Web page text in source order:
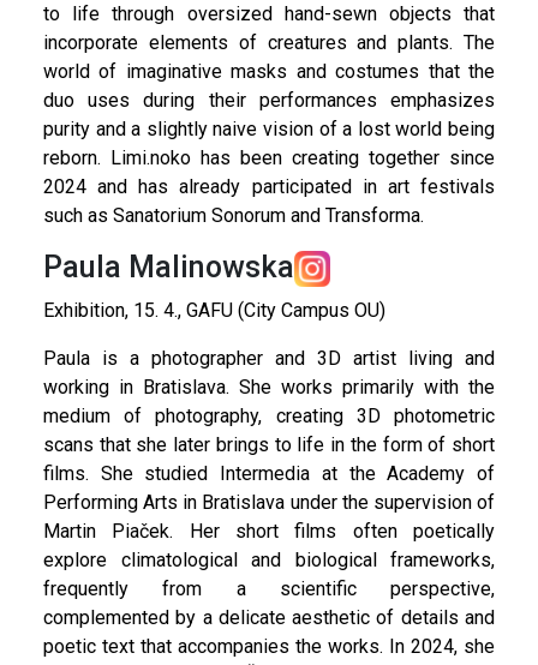
to life through oversized hand-sewn objects that
incorporate elements of creatures and plants. The
world of imaginative masks and costumes that the
duo uses during their performances emphasizes
purity and a slightly naive vision of a lost world being
reborn. Limi.noko has been creating together since
2024 and has already participated in art festivals
such as Sanatorium Sonorum and Transforma.
Paula Malinowska
Exhibition, 15. 4., GAFU (City Campus OU)
Paula is a photographer and 3D artist living and
working in Bratislava. She works primarily with the
medium of photography, creating 3D photometric
scans that she later brings to life in the form of short
films. She studied Intermedia at the Academy of
Performing Arts in Bratislava under the supervision of
Martin Piaček. Her short films often poetically
explore climatological and biological frameworks,
frequently from a scientific perspective,
complemented by a delicate aesthetic of details and
poetic text that accompanies the works. In 2024, she